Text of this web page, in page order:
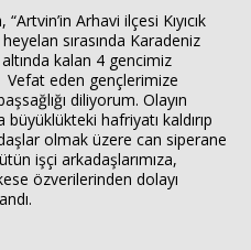
Arhavi ilçesi Kıyıcık
sırasında Karadeniz
kalan 4 gencimiz
Vefat eden gençlerimize
diliyorum. Olayın
hafriyatı kaldırıp
olmak üzere can siperane
işçi arkadaşlarımıza,
özverilerinden dolayı